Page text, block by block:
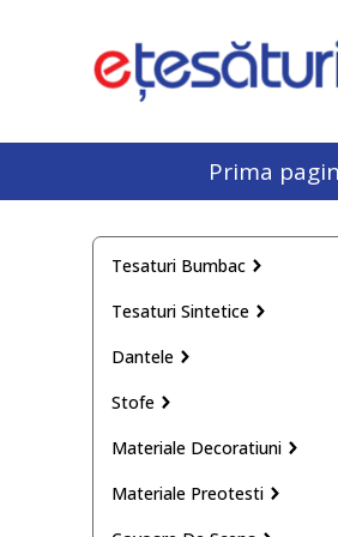
Prima
Tesaturi Bumbac
Tesaturi Sintetice
Dantele
Stofe
Materiale Decoratiuni
Materiale Preotesti